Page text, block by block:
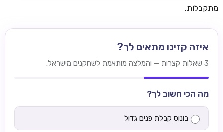
מתקבלות.
איזה קזינו מתאים לך?
3 שאלות קצרות — והמלצה מותאמת לשחקנים מישראל.
מה הכי חשוב לך?
בונוס קבלת פנים גדול